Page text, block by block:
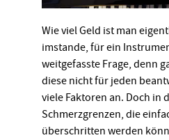
Wie viel Geld ist man
imstande, für ein
weitgefasste Frage, denn
diese nicht für jeden
viele Faktoren an. Doch in
Schmerzgrenzen, die
überschritten werden